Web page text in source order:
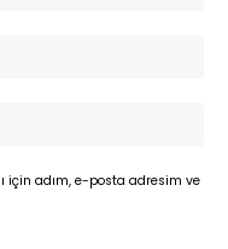
için adım, e-posta adresim ve